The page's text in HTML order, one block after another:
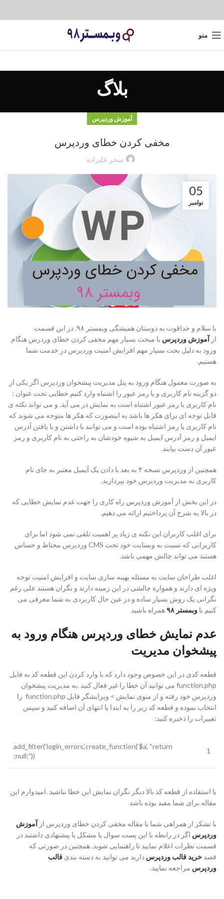
منو
بلاگ
آموزش وردپرس
مخفی کردن خطای وردپرس
سحر علیزاده
05
نوامبر
با سلام و خداقوت به دوستان همیشگی وبمستر ۹۸. در این قسمت
از آموزش وردپرس با مبحث بسیار مهم مخفی کردن خطای وردرس هنگام
ورود به دلیل بحث بسیار مهم افزایش امنیت وردپرس در خدمت شما
هستیم.
به صورت معمول هنگام ورود به پنل مدیریت پیشخوان وردپرس اگر یکی از
دو گزینه نام کاربری و یا رمز عبور را اشتباه وارد کنیم خطایی تحت عنوان :
نام کاربری یا رمز عبور اشتباه است به نمایش در می آید. و می تواند نکته ی
قابل توجه ای برای هکر ها باشد به اینصورت که هکر ها متوجه می شوند که
نام کاربری یا رمز اشتباه بوده است و می توانند با داشتن و یا یافتن آدرس
ایمیل و رمز آدرس ایمیل به شیوه خودشان به راحتی به نام کاربری و رمز
عبور آن دست بیابند.
همچنین از وردپرس نسخه ۴ به بعد با دادن یک آیمیل معتبر به جای نام
کاربری به مدیریت وردپرس خود بپردازید.
در این بخش از آموزش وردپرس راه کاری را جهت عدم نمایش خطایی که
در بالا به شرح آن پرداختیم ارائه می دهیم.
برای اغلب کاربران این نکته ی زیاد پر اهمیت تلقی نمی شود اما برای
کاربرانی که نسبت به وبسایت خود تحت CMS وردپرس محتاط و حساس
هستند می تواند چالش مهمی باشد.
اغلب طراحان سایت به مسئله بهینه سازی سایت و افزایش امنیت توجه
ویژه ای دارند و همواره چالشی در این زمینه دارند و نگران هستند علی رغم
نگرانی یک روش بسیار ساده و در عین حال کاربردی به شما معرفی می
کنیم با وبمستر ۹۸ همراه باشید
عدم نمایش خطای وردپرس هنگام ورود به
پیشخوان مدیریت
قطعه کدی در این خصوص وجود دارد که با وارد کردن این قطعه کد به فایل
function.php می توانید آن خطا را غیر فعال کنید .به مدیریت پیشخوان
وردپرس خود رفته و از منوی نمایش > ویرایشگر فایل function.php را
انتخاب نموده و قطعه کد زیر را به ابتدا یا انتهای آن اضافه کنید و سپس
تغییرات را ذخیره کنید:
1
add_filter(‘login_errors’,create_function(‘$a’, “return
null;”))
;
با استفاده از قطعه کد بالا دیگر نگران نمایش این خطا نباشید .امیدوارم این
مقاله برای شما مفید بوده باشد
با تشکر از همراهی شما با مقاله مخفی کردن خطای وردپرس از آموزش
وردپرس اگر در رابطه با این پست سوال یا مشکل یا پیشنهادی داشتید در
قسمت نظرات اعلام نمایید تا راهنمایی شوید. همچنین در صورتی که
قصد خرید قالب وردپرس دارید می توانید به دسته بندی قالب
وردپرس مراجعه نمایید.